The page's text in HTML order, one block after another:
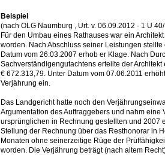
Beispiel
(nach OLG Naumburg , Urt. v. 06.09.2012 - 1 U
Für den Umbau eines Rathauses war ein
worden. Nach Abschluss seiner Leistungen
Datum vom 26.03.2007 erhob er Klage. Nach
Sachverständigengutachtens erteilte der
€ 672.313,79. Unter Datum vom 07.06.2011
Verjährung ein.
Das Landgericht hatte noch den
Argumentation des Auftraggebers und nahm
ursprünglichen in Rechnung gestellten und 2007
Stellung der Rechnung über das Resthonorar in
Monaten ohne seinerzeitige Rüge der
worden. Die Verjährung beträgt (nach altem